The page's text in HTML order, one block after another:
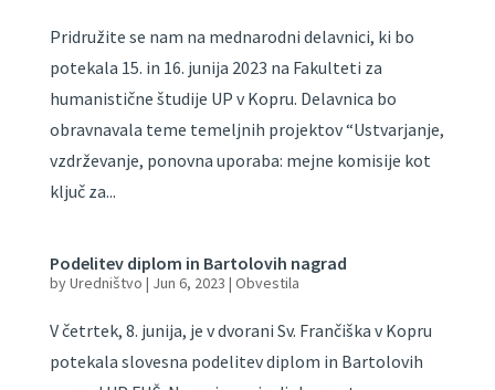
Pridružite se nam na mednarodni delavnici, ki bo
potekala 15. in 16. junija 2023 na Fakulteti za
humanistične študije UP v Kopru. Delavnica bo
obravnavala teme temeljnih projektov “Ustvarjanje,
vzdrževanje, ponovna uporaba: mejne komisije kot
ključ za...
Podelitev diplom in Bartolovih nagrad
byUredništvo | Jun 6, 2023 | Obvestila
V četrtek, 8. junija, je v dvorani Sv. Frančiška v Kopru
potekala slovesna podelitev diplom in Bartolovih